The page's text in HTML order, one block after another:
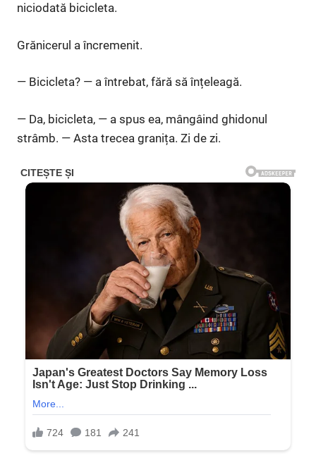
niciodată bicicleta.
Grănicerul a încremenit.
— Bicicleta? — a întrebat, fără să înțeleagă.
— Da, bicicleta, — a spus ea, mângâind ghidonul
strâmb. — Asta trecea granița. Zi de zi.